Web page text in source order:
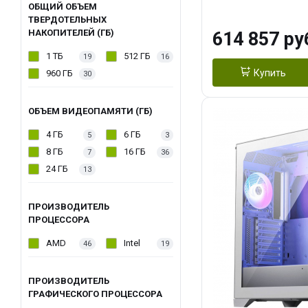
ОБЩИЙ ОБЪЕМ
ТВЕРДОТЕЛЬНЫХ
НАКОПИТЕЛЕЙ (ГБ)
1 ТБ 19 512 ГБ 16
960 ГБ 30
ОБЪЕМ ВИДЕОПАМЯТИ (ГБ)
4 ГБ 5 6 ГБ 3
8 ГБ 7 16 ГБ 36
24 ГБ 13
ПРОИЗВОДИТЕЛЬ
ПРОЦЕССОРА
AMD 46 Intel 19
ПРОИЗВОДИТЕЛЬ
ГРАФИЧЕСКОГО ПРОЦЕССОРА
Turbo/ 1 ТБ
614 857
Купить